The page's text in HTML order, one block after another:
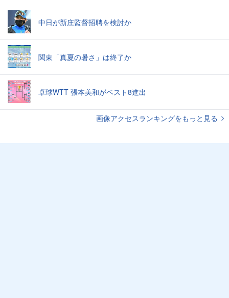
中日が新庄監督招聘を検討か
関東「真夏の暑さ」は終了か
卓球WTT 張本美和がベスト8進出
画像アクセスランキングをもっと見る